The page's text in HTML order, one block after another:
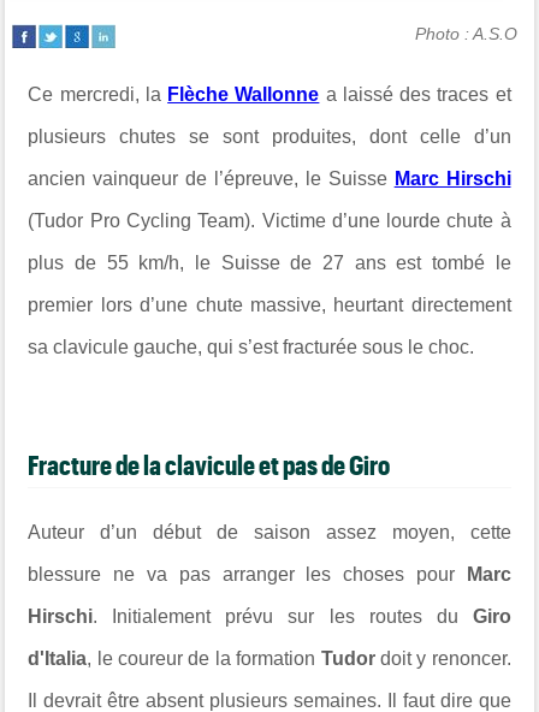
Photo : A.S.O
Ce mercredi, la Flèche Wallonne a laissé des traces et
plusieurs chutes se sont produites, dont celle d’un
ancien vainqueur de l’épreuve, le Suisse Marc Hirschi
(Tudor Pro Cycling Team). Victime d’une lourde chute à
plus de 55 km/h, le Suisse de 27 ans est tombé le
premier lors d’une chute massive, heurtant directement
sa clavicule gauche, qui s’est fracturée sous le choc.
Fracture de la clavicule et pas de Giro
Auteur d’un début de saison assez moyen, cette
blessure ne va pas arranger les choses pour Marc
Hirschi. Initialement prévu sur les routes du Giro
d'Italia, le coureur de la formation Tudordoit y renoncer.
Il devrait être absent plusieurs semaines. Il faut dire que